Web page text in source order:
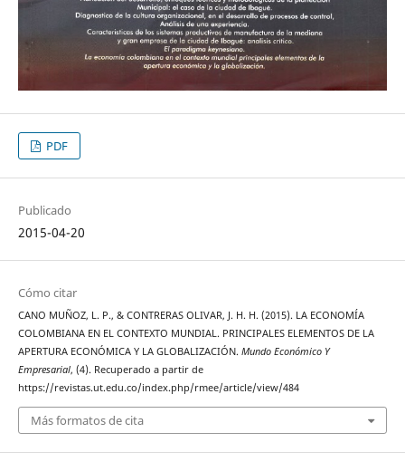
PDF
Publicado
2015-04-20
Cómo citar
CANO MUÑOZ, L. P., & CONTRERAS OLIVAR, J. H. H. (2015). LA ECONOMÍA
COLOMBIANA EN EL CONTEXTO MUNDIAL. PRINCIPALES ELEMENTOS DE LA
APERTURA ECONÓMICA Y LA GLOBALIZACIÓN. Mundo Económico Y
Empresarial, (4). Recuperado a partir de
https://revistas.ut.edu.co/index.php/rmee/article/view/484
Más formatos de cita